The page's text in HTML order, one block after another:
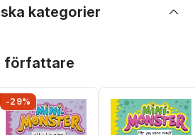
kategorier
författare
-29%